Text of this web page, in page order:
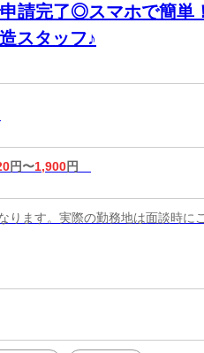
請完了◎スマホで簡単！
スタッフ♪
円〜1,900円
ります。実際の勤務地は面談時に